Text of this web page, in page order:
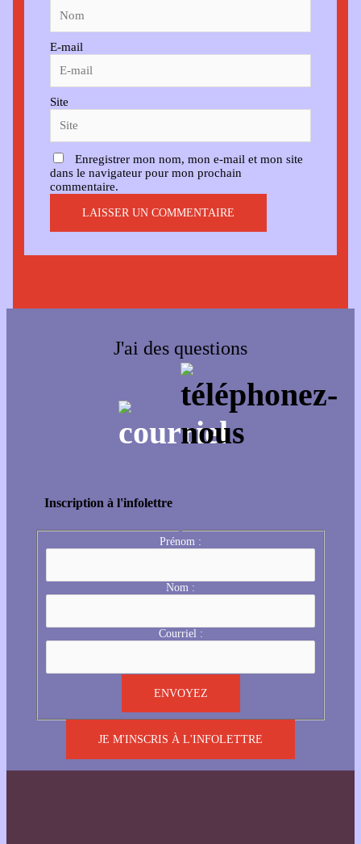
E-mail
Site
Enregistrer mon nom, mon e-mail et mon site
dans le navigateur pour mon prochain
commentaire.
J'ai des questions
Inscription à l'infolettre
Prénom :
Nom :
Courriel :
JE M'INSCRIS À L'INFOLETTRE